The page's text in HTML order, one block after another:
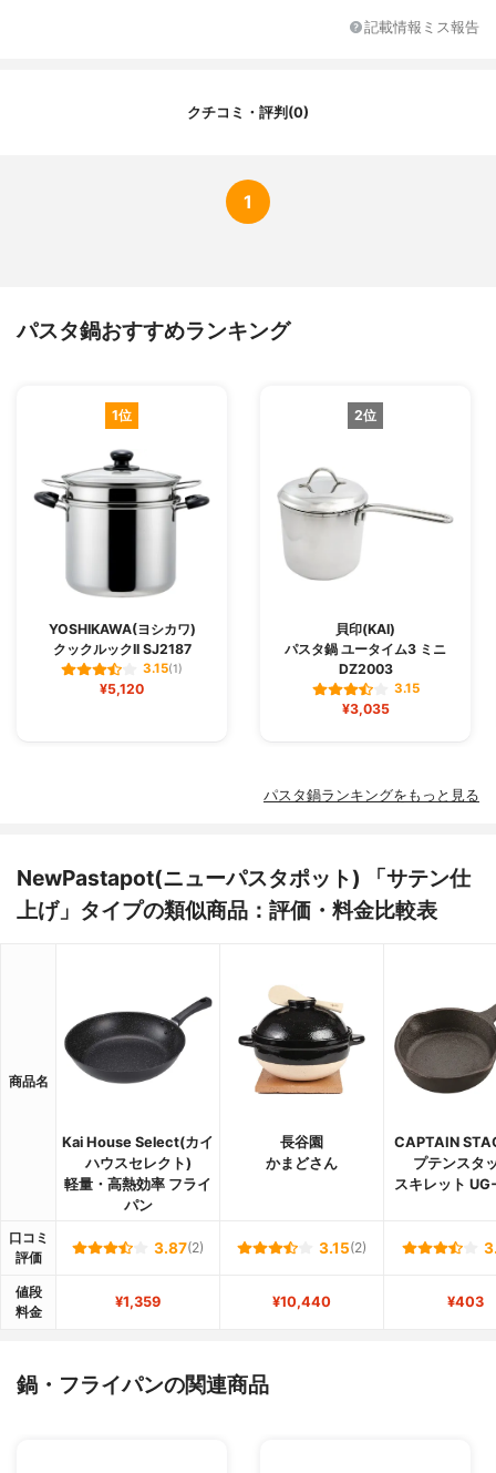
記載情報ミス報告
クチコミ・評判(0)
1
パスタ鍋おすすめランキング
1位
YOSHIKAWA(ヨシカワ)
クックルックII SJ2187
3.15(1)
¥5,120
2位
貝印(KAI)
パスタ鍋 ユータイム3 ミニ
DZ2003
3.15
¥3,035
パスタ鍋ランキングをもっと見る
NewPastapot(ニューパスタポット) 「サテン仕
上げ」タイプの類似商品：評価・料金比較表
商品名
Kai House Select(カイ
ハウスセレクト)
軽量・高熱効率 フライ
パン
長谷園
かまどさん
CAPTAIN
プテンスタ
スキレット
口コミ
評価
3.87(2) 3.15(2)
値段
料金
¥1,359 ¥10,440 ¥403
鍋・フライパンの関連商品